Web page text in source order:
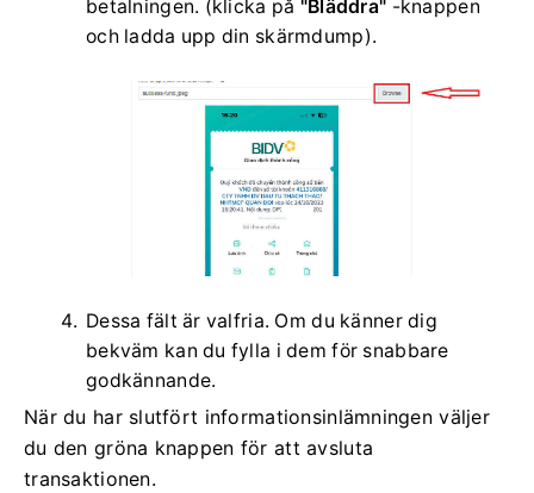
betalningen. (klicka på "Bläddra" -knappen
och ladda upp din skärmdump).
Dessa fält är valfria. Om du känner dig
bekväm kan du fylla i dem för snabbare
godkännande.
När du har slutfört informationsinlämningen väljer
du den gröna knappen för att avsluta
transaktionen.